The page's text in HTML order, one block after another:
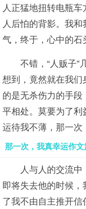
人正猛地扭转电瓶
人后怕的背影。我和
气，终于，心中的石
不错，“人贩子”
想到，竟然就在我们
的是无杀伤力的手段
平相处。莫要为了利
运待我不薄，那一次
那一次，我真幸运作文
人与人的交流
即将失去他的时候
了我不由自主推开信